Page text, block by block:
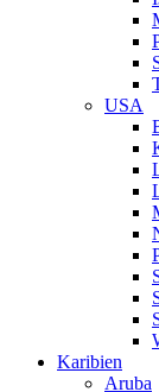
USA
Karibien
Aruba